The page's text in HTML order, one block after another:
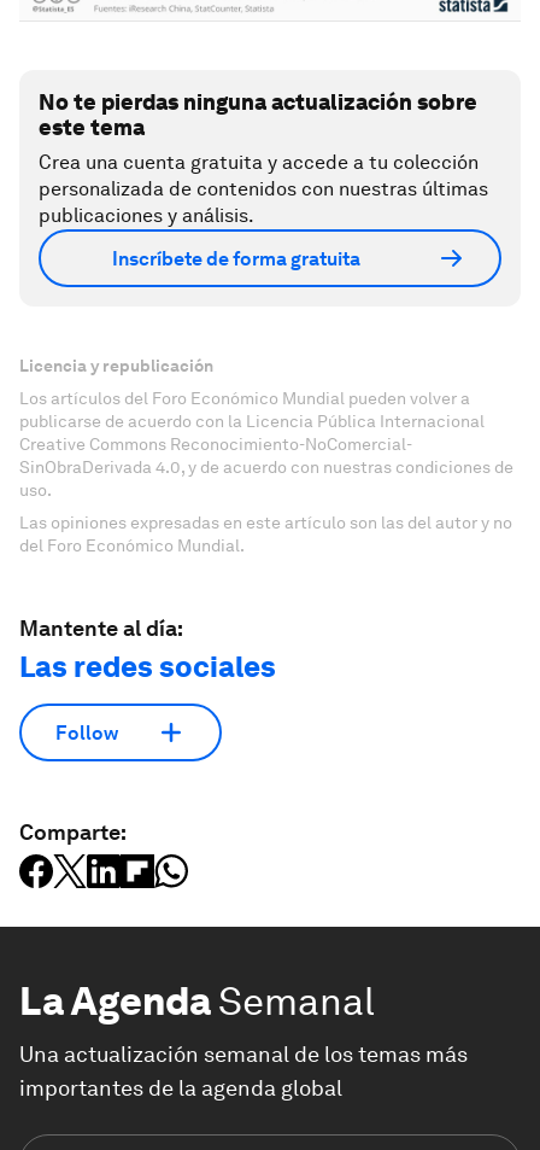
No te pierdas ninguna actualización sobre
este tema
Crea una cuenta gratuita y accede a tu colección
personalizada de contenidos con nuestras últimas
publicaciones y análisis.
Inscríbete de forma gratuita
Licencia y republicación
Los artículos del Foro Económico Mundial pueden volver a
publicarse de acuerdo con la Licencia Pública Internacional
Creative Commons Reconocimiento-NoComercial-
SinObraDerivada 4.0, y de acuerdo con nuestras condiciones de
uso.
Las opiniones expresadas en este artículo son las del autor y no
del Foro Económico Mundial.
Mantente al día:
Las redes sociales
Follow
Comparte:
La AgendaSemanal
Una actualización semanal de los temas más
importantes de la agenda global